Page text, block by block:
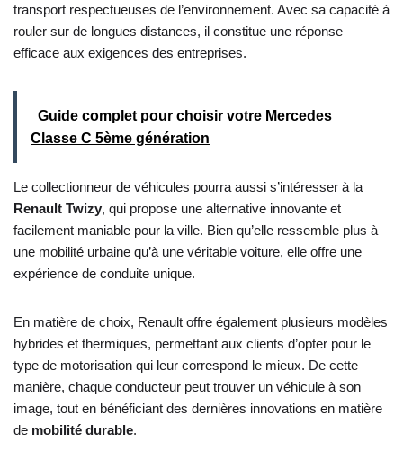
transport respectueuses de l’environnement. Avec sa capacité à
rouler sur de longues distances, il constitue une réponse
efficace aux exigences des entreprises.
Guide complet pour choisir votre Mercedes
Classe C 5ème génération
Le collectionneur de véhicules pourra aussi s’intéresser à la
Renault Twizy, qui propose une alternative innovante et
facilement maniable pour la ville. Bien qu’elle ressemble plus à
une mobilité urbaine qu’à une véritable voiture, elle offre une
expérience de conduite unique.
En matière de choix, Renault offre également plusieurs modèles
hybrides et thermiques, permettant aux clients d’opter pour le
type de motorisation qui leur correspond le mieux. De cette
manière, chaque conducteur peut trouver un véhicule à son
image, tout en bénéficiant des dernières innovations en matière
de mobilité durable.